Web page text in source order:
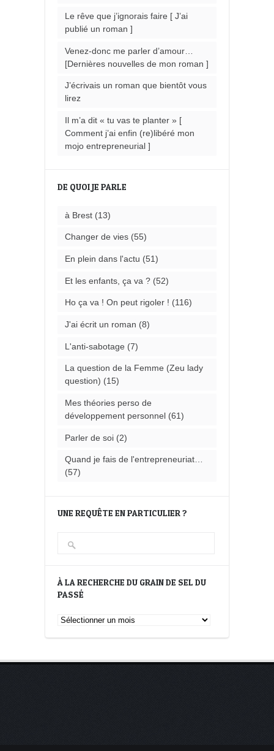
Le rêve que j’ignorais faire [ J’ai
publié un roman ]
Venez-donc me parler d’amour…
[Dernières nouvelles de mon roman ]
J’écrivais un roman que bientôt vous
lirez
Il m’a dit « tu vas te planter » [
Comment j’ai enfin (re)libéré mon
mojo entrepreneurial ]
DE QUOI JE PARLE
à Brest(13)
Changer de vies(55)
En plein dans l'actu (51)
Et les enfants, ça va ?(52)
Ho ça va ! On peut rigoler ! (116)
J'ai écrit un roman (8)
L'anti-sabotage (7)
La question de la Femme (Zeu lady
question) (15)
Mes théories perso de
développement personnel(61)
Parler de soi(2)
Quand je fais de l'entrepreneuriat…
(57)
UNE REQUÊTE EN PARTICULIER ?
À LA RECHERCHE DU GRAIN DE SEL DU
PASSÉ
À
du